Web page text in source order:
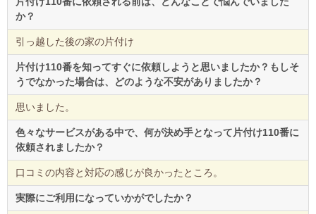
か？
引っ越した後の家の片付け
片付け110番を知ってすぐに依頼しようと思いましたか？もしそ
うでなかった場合は、どのような不安がありましたか？
思いました。
色々なサービスがある中で、何が決め手となって片付け110番に
依頼されましたか？
口コミの内容と対応の感じが良かったところ。
実際にご利用になっていかがでしたか？